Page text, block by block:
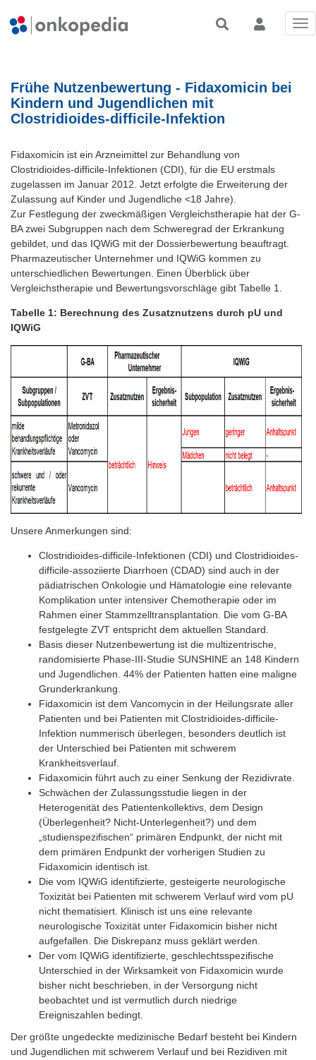
Frühe Nutzenbewertung - Fidaxomicin bei
Kindern und Jugendlichen mit
Clostridioides-difficile-Infektion
Fidaxomicin ist ein Arzneimittel zur Behandlung von
Clostridioides-difficile-Infektionen (CDI), für die EU erstmals
zugelassen im Januar 2012. Jetzt erfolgte die Erweiterung der
Zulassung auf Kinder und Jugendliche <18 Jahre).
Zur Festlegung der zweckmäßigen Vergleichstherapie hat der G-
BA zwei Subgruppen nach dem Schweregrad der Erkrankung
gebildet, und das IQWiG mit der Dossierbewertung beauftragt.
Pharmazeutischer Unternehmer und IQWiG kommen zu
unterschiedlichen Bewertungen. Einen Überblick über
Vergleichstherapie und Bewertungsvorschläge gibt Tabelle 1.
Tabelle 1: Berechnung des Zusatznutzens durch pU und
IQWiG
Unsere Anmerkungen sind:
Clostridioides-difficile-Infektionen (CDI) und Clostridioides-
difficile-assoziierte Diarrhoen (CDAD) sind auch in der
pädiatrischen Onkologie und Hämatologie eine relevante
Komplikation unter intensiver Chemotherapie oder im
Rahmen einer Stammzelltransplantation. Die vom G-BA
festgelegte ZVT entspricht dem aktuellen Standard.
Basis dieser Nutzenbewertung ist die multizentrische,
randomisierte Phase-III-Studie SUNSHINE an 148 Kindern
und Jugendlichen. 44% der Patienten hatten eine maligne
Grunderkrankung.
Fidaxomicin ist dem Vancomycin in der Heilungsrate aller
Patienten und bei Patienten mit Clostridioides-difficile-
Infektion nummerisch überlegen, besonders deutlich ist
der Unterschied bei Patienten mit schwerem
Krankheitsverlauf.
Fidaxomicin führt auch zu einer Senkung der Rezidivrate.
Schwächen der Zulassungsstudie liegen in der
Heterogenität des Patientenkollektivs, dem Design
(Überlegenheit? Nicht-Unterlegenheit?) und dem
„studienspezifischen“ primären Endpunkt, der nicht mit
dem primären Endpunkt der vorherigen Studien zu
Fidaxomicin identisch ist.
Die vom IQWiG identifizierte, gesteigerte neurologische
Toxizität bei Patienten mit schwerem Verlauf wird vom pU
nicht thematisiert. Klinisch ist uns eine relevante
neurologische Toxizität unter Fidaxomicin bisher nicht
aufgefallen. Die Diskrepanz muss geklärt werden.
Der vom IQWiG identifizierte, geschlechtsspezifische
Unterschied in der Wirksamkeit von Fidaxomicin wurde
bisher nicht beschrieben, in der Versorgung nicht
beobachtet und ist vermutlich durch niedrige
Ereigniszahlen bedingt.
Der größte ungedeckte medizinische Bedarf besteht bei Kindern
und Jugendlichen mit schwerem Verlauf und bei Rezidiven mit